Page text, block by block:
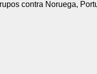
contra Noruega,